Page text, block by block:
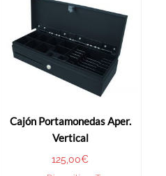
Cajón Portamonedas Aper.
Vertical
125,00€